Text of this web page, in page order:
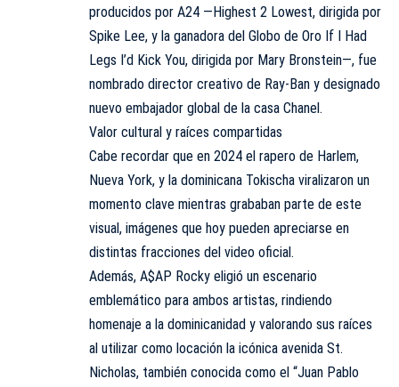
producidos por A24 —Highest 2 Lowest, dirigida por
Spike Lee, y la ganadora del Globo de Oro If I Had
Legs I’d Kick You, dirigida por Mary Bronstein—, fue
nombrado director creativo de Ray-Ban y designado
nuevo embajador global de la casa Chanel.
Valor cultural y raíces compartidas
Cabe recordar que en 2024 el rapero de Harlem,
Nueva York, y la dominicana Tokischa viralizaron un
momento clave mientras grababan parte de este
visual, imágenes que hoy pueden apreciarse en
distintas fracciones del video oficial.
Además, A$AP Rocky eligió un escenario
emblemático para ambos artistas, rindiendo
homenaje a la dominicanidad y valorando sus raíces
al utilizar como locación la icónica avenida St.
Nicholas, también conocida como el “Juan Pablo